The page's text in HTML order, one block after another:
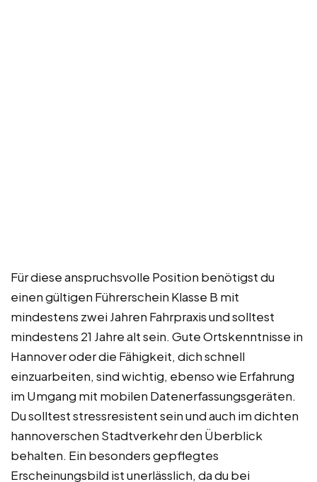
Für diese anspruchsvolle Position benötigst du
einen gültigen Führerschein Klasse B mit
mindestens zwei Jahren Fahrpraxis und solltest
mindestens 21 Jahre alt sein. Gute Ortskenntnisse in
Hannover oder die Fähigkeit, dich schnell
einzuarbeiten, sind wichtig, ebenso wie Erfahrung
im Umgang mit mobilen Datenerfassungsgeräten.
Du solltest stressresistent sein und auch im dichten
hannoverschen Stadtverkehr den Überblick
behalten. Ein besonders gepflegtes
Erscheinungsbild ist unerlässlich, da du bei